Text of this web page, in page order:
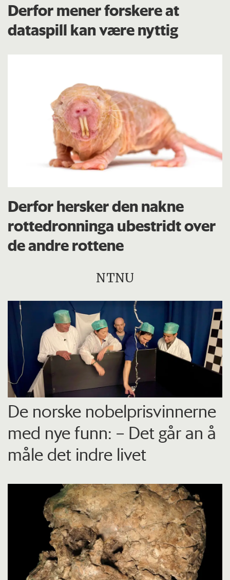
Derfor mener forskere at
dataspill kan være nyttig
Derfor hersker den nakne
rottedronninga ubestridt over
de andre rottene
NTNU
De norske nobelprisvinnerne
med nye funn: – Det går an å
måle det indre livet